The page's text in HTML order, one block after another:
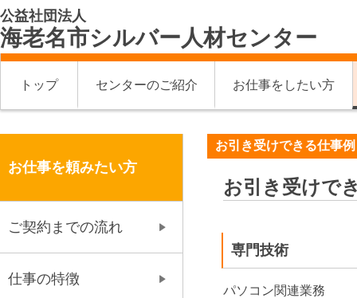
公益社団法人
海老名市シルバー人材センター
トップ センターのご紹介 お仕事をしたい方
お引き受けできる仕事例
お引き受けで
専門技術
パソコン関連業務
お仕事を頼みたい方
ご契約までの流れ
仕事の特徴